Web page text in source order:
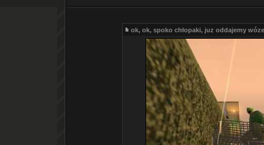
ok, ok, spoko chłopaki, juz oddajemy